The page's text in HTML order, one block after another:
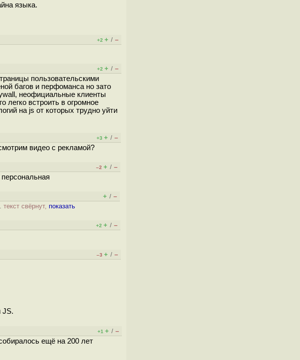
языка.
+2 + / –
+2 + / –
пользовательскими
багов и перфоманса но зато
неофициальные клиенты
легко встроить в огромное
на js от которых трудно уйти
+3 + / –
видео с рекламой?
–2 + / –
+ / –
текст свёрнут, показать
+2 + / –
–3 + / –
JS.
+1 + / –
ещё на 200 лет